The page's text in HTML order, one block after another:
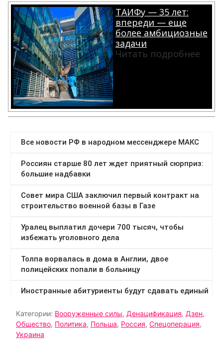
ТАИФу — 35 лет:
впереди — еще
более амбициозные
задачи
Читать подробнее
Категории: Вооруженные силы, Денацификация, Дзен,
Общество, Политика, Польша, Россия, Спецоперация,
Украина